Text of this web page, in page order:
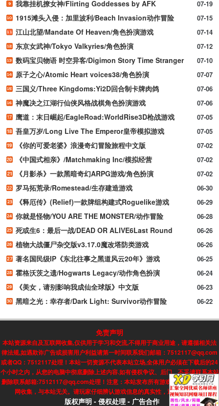
07-19
我靠挂机撩女神/Flirting Goddesses by AFK
07-15
1915滩头入侵：加里波利/Beach Invasion动作冒险
07-14
江山北望/Mandate Of Heaven/角色扮演游戏
07-12
东京女武神/Tokyo Valkyries/角色扮演
07-10
数码宝贝物语 时空异客/Digimon Story Time Stranger
07-07
原子之心/Atomic Heart voices38/角色扮演
07-06
三国义/Three Kingdoms:Yi2D回合制卡牌肉鸽
07-06
神魔决之江湖行仙侠风格战棋角色扮演游戏
07-05
鹰道：末日崛起/EagleRoad:WorldRise3D枪战游戏
07-05
吾皇万岁/Long Live The Emperor皇帝模拟游戏
07-02
《你的可爱老婆》浪漫奇幻冒险旅程中文版
07-02
《中国式相亲》/Matchmaking Inc/模拟经营
07-02
《月影杀》一款黑暗奇幻ARPG游戏/角色扮演
06-30
罗马拓荒录/Romestead/生存建造游戏
06-29
《释厄传》(Relief)一款牌组构建式Roguelike游戏
06-28
你就是怪物/YOU ARE THE MONSTER/动作冒险
06-26
死或生6：最后一战/DEAD OR ALIVE6Last Round
06-26
植物大战僵尸杂交版v3.17.0魔改塔防类游戏
06-25
著名国民级IP《东北往事之黑道风云20年》游戏
06-24
霍格沃茨之遗/Hogwarts Legacy/动作角色扮演
06-23
《美女，请别影响我成仙全球版》中文版
06-22
黑暗之光：幸存者/Dark Light: Survivor动作冒险
免责声明
本站资源来自及互联网收集,仅供用于学习和交流,不得用于商业用途，请遵循相关法
律法规,如遇欺诈广告或损害用户利益请第一时间联系我们邮箱：7512117@qq.com
或者QQ：7512117处理！本站一切资源不代表本站立场,全体用户必须在下载后的24
个小时之内，从您的电脑中彻底删除上述内容.如有侵权争议、后门、不妥请联系本站
删除联系邮箱:7512117@qq.com处理！注意：本站发布所有游戏信息，均来自互联
网收集，与本站无关。请玩家仔细辨认游戏信息的真实性，避免上当受骗!
版权声明 - 侵权处理 - 广告合作